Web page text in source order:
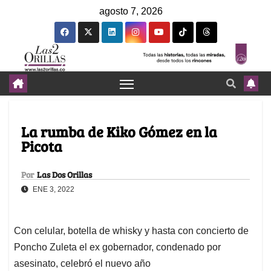
agosto 7, 2026
La rumba de Kiko Gómez en la
Picota
Por Las Dos Orillas
ENE 3, 2022
Con celular, botella de whisky y hasta con concierto de
Poncho Zuleta el ex gobernador, condenado por
asesinato, celebró el nuevo año